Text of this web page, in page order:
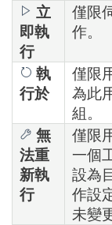
立
即執
行
僅限
作。
執
行於
僅限
為此
組。
無
法重
新執
行
僅限
一個
設為
作設
未變